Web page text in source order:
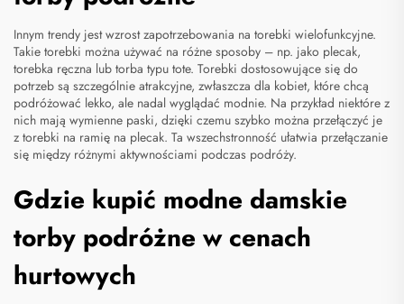
Innym trendy jest wzrost zapotrzebowania na torebki wielofunkcyjne.
Takie torebki można używać na różne sposoby – np. jako plecak,
torebka ręczna lub torba typu tote. Torebki dostosowujące się do
potrzeb są szczególnie atrakcyjne, zwłaszcza dla kobiet, które chcą
podróżować lekko, ale nadal wyglądać modnie. Na przykład niektóre z
nich mają wymienne paski, dzięki czemu szybko można przełączyć je
z torebki na ramię na plecak. Ta wszechstronność ułatwia przełączanie
się między różnymi aktywnościami podczas podróży.
Gdzie kupić modne damskie
torby podróżne w cenach
hurtowych